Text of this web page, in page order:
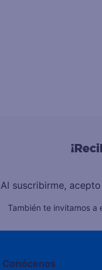
Al suscribirme,
También te invitamos a
Conócenos